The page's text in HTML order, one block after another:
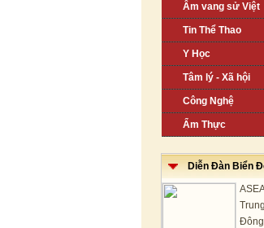
Âm vang sử Việt
Tin Thể Thao
Y Học
Tâm lý - Xã hội
Công Nghệ
Ẩm Thực
Diễn Đàn Biển